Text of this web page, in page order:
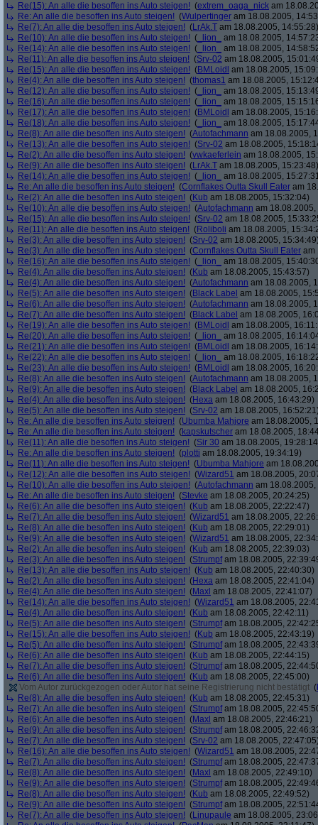
Re(15): An alle die besoffen ins Auto steigen! (extrem_oaga_nick am
Re: An alle die besoffen ins Auto steigen! (Wulpertinger am 18.08.2005,
Re(7): An alle die besoffen ins Auto steigen! (LrAk.T am 18.08.2005, 14:55:28)
Re(10): An alle die besoffen ins Auto steigen! ( _lion_
am 18.08.2005,
Re(14): An alle die besoffen ins Auto steigen! ( _lion_
am 18.08.2005,
Re(11): An alle die besoffen ins Auto steigen! (Srv-02 am 18.08.2005,
Re(15): An alle die besoffen ins Auto steigen! (BMLoidl am 18.08.2005,
Re(4): An alle die besoffen ins Auto steigen! (thomas1 am 18.08.2005,
Re(12): An alle die besoffen ins Auto steigen! ( _lion_
am 18.08.2005,
Re(16): An alle die besoffen ins Auto steigen! ( _lion_
am 18.08.2005,
Re(17): An alle die besoffen ins Auto steigen! (BMLoidl am 18.08.2005,
Re(18): An alle die besoffen ins Auto steigen! ( _lion_
am 18.08.2005,
Re(8): An alle die besoffen ins Auto steigen! (Autofachmann am 18.08.2005,
Re(13): An alle die besoffen ins Auto steigen! (Srv-02 am 18.08.2005,
Re(2): An alle die besoffen ins Auto steigen! (vwkaeferlein am 18.08.2005,
Re(9): An alle die besoffen ins Auto steigen! (LrAk.T am 18.08.2005, 15:23:48)
Re(14): An alle die besoffen ins Auto steigen! ( _lion_
am 18.08.2005,
Re: An alle die besoffen ins Auto steigen! (Cornflakes Outta Skull Eater am
Re(2): An alle die besoffen ins Auto steigen! (Kub am 18.08.2005, 15:32:04)
Re(10): An alle die besoffen ins Auto steigen! (Autofachmann am
Re(15): An alle die besoffen ins Auto steigen! (Srv-02 am 18.08.2005,
Re(11): An alle die besoffen ins Auto steigen! (Roliboli am 18.08.2005,
Re(3): An alle die besoffen ins Auto steigen! (Srv-02 am 18.08.2005,
Re(3): An alle die besoffen ins Auto steigen! (Cornflakes Outta Skull Eater am
Re(16): An alle die besoffen ins Auto steigen! ( _lion_
am 18.08.2005,
Re(4): An alle die besoffen ins Auto steigen! (Kub am 18.08.2005, 15:43:57)
Re(4): An alle die besoffen ins Auto steigen! (Autofachmann am 18.08.2005,
Re(5): An alle die besoffen ins Auto steigen! (Black Label am 18.08.2005,
Re(6): An alle die besoffen ins Auto steigen! (Autofachmann am 18.08.2005,
Re(7): An alle die besoffen ins Auto steigen! (Black Label am 18.08.2005,
Re(19): An alle die besoffen ins Auto steigen! (BMLoidl am 18.08.2005,
Re(20): An alle die besoffen ins Auto steigen! ( _lion_
am 18.08.2005,
Re(21): An alle die besoffen ins Auto steigen! (BMLoidl am 18.08.2005,
Re(22): An alle die besoffen ins Auto steigen! ( _lion_
am 18.08.2005,
Re(23): An alle die besoffen ins Auto steigen! (BMLoidl am 18.08.2005,
Re(8): An alle die besoffen ins Auto steigen! (Autofachmann am 18.08.2005,
Re(9): An alle die besoffen ins Auto steigen! (Black Label am 18.08.2005,
Re(4): An alle die besoffen ins Auto steigen! (Hexa am 18.08.2005, 16:43:29)
Re(5): An alle die besoffen ins Auto steigen! (Srv-02 am 18.08.2005,
Re: An alle die besoffen ins Auto steigen! (Ubumba Mahjore am 18.08.2005,
Re: An alle die besoffen ins Auto steigen! (kapskutscher am 18.08.2005,
Re(11): An alle die besoffen ins Auto steigen! (Sir 30 am 18.08.2005,
Re: An alle die besoffen ins Auto steigen! (plotti am 18.08.2005, 19:34:19)
Re(11): An alle die besoffen ins Auto steigen! (Ubumba Mahjore am
Re(12): An alle die besoffen ins Auto steigen! (Wizard51 am 18.08.2005,
Re(10): An alle die besoffen ins Auto steigen! (Autofachmann am
Re: An alle die besoffen ins Auto steigen! (Stevke am 18.08.2005, 20:24:25)
Re(6): An alle die besoffen ins Auto steigen! (Kub am 18.08.2005, 22:22:47)
Re(7): An alle die besoffen ins Auto steigen! (Wizard51 am 18.08.2005,
Re(8): An alle die besoffen ins Auto steigen! (Kub am 18.08.2005, 22:29:01)
Re(9): An alle die besoffen ins Auto steigen! (Wizard51 am 18.08.2005,
Re(2): An alle die besoffen ins Auto steigen! (Kub am 18.08.2005, 22:39:03)
Re(3): An alle die besoffen ins Auto steigen! (Strumpfam 18.08.2005,
Re(13): An alle die besoffen ins Auto steigen! (Kub am 18.08.2005, 22:40:30)
Re(2): An alle die besoffen ins Auto steigen! (Hexa am 18.08.2005, 22:41:04)
Re(4): An alle die besoffen ins Auto steigen! (Maxl am 18.08.2005, 22:41:07)
Re(14): An alle die besoffen ins Auto steigen! (Wizard51 am 18.08.2005,
Re(4): An alle die besoffen ins Auto steigen! (Kub am 18.08.2005, 22:42:11)
Re(5): An alle die besoffen ins Auto steigen! (Strumpfam 18.08.2005,
Re(15): An alle die besoffen ins Auto steigen! (Kub am 18.08.2005, 22:43:19)
Re(5): An alle die besoffen ins Auto steigen! (Strumpfam 18.08.2005,
Re(6): An alle die besoffen ins Auto steigen! (Kub am 18.08.2005, 22:44:15)
Re(7): An alle die besoffen ins Auto steigen! (Strumpfam 18.08.2005,
Re(6): An alle die besoffen ins Auto steigen! (Kub am 18.08.2005, 22:45:00)
Vom Autor zurückgezogen oder Autor hat seine Registrierung nicht bestätigt (
Re(8): An alle die besoffen ins Auto steigen! (Kub am 18.08.2005, 22:45:31)
Re(7): An alle die besoffen ins Auto steigen! (Strumpfam 18.08.2005,
Re(6): An alle die besoffen ins Auto steigen! (Maxl am 18.08.2005, 22:46:21)
Re(9): An alle die besoffen ins Auto steigen! (Strumpfam 18.08.2005,
Re(7): An alle die besoffen ins Auto steigen! (Srv-02 am 18.08.2005,
Re(16): An alle die besoffen ins Auto steigen! (Wizard51 am 18.08.2005,
Re(7): An alle die besoffen ins Auto steigen! (Strumpfam 18.08.2005,
Re(8): An alle die besoffen ins Auto steigen! (Maxl am 18.08.2005, 22:49:10)
Re(9): An alle die besoffen ins Auto steigen! (Strumpfam 18.08.2005,
Re(8): An alle die besoffen ins Auto steigen! (Kub am 18.08.2005, 22:49:52)
Re(9): An alle die besoffen ins Auto steigen! (Strumpfam 18.08.2005,
Re(7): An alle die besoffen ins Auto steigen! (Linupaule am 18.08.2005,